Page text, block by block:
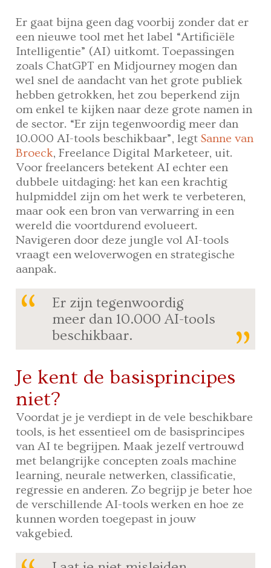
Er gaat bijna geen dag voorbij zonder dat er
een nieuwe tool met het label “Artificiële
Intelligentie” (AI) uitkomt. Toepassingen
zoals ChatGPT en Midjourney mogen dan
wel snel de aandacht van het grote publiek
hebben getrokken, het zou beperkend zijn
om enkel te kijken naar deze grote namen in
de sector. “Er zijn tegenwoordig meer dan
10.000 AI-tools beschikbaar”, legtSanne van
Broeck, Freelance Digital Marketeer, uit.
Voor freelancers betekent AI echter een
dubbele uitdaging: het kan een krachtig
hulpmiddel zijn om het werk te verbeteren,
maar ook een bron van verwarring in een
wereld die voortdurend evolueert.
Navigeren door deze jungle vol AI-tools
vraagt een weloverwogen en strategische
aanpak.
Er zijn tegenwoordig
meer dan 10.000 AI-tools
beschikbaar.
Je kent de basisprincipes
niet?
Voordat je je verdiept in de vele beschikbare
tools, is het essentieel om de basisprincipes
van AI te begrijpen. Maak jezelf vertrouwd
met belangrijke concepten zoals machine
learning, neurale netwerken, classificatie,
regressie en anderen. Zo begrijp je beter hoe
de verschillende AI-tools werken en hoe ze
kunnen worden toegepast in jouw
vakgebied.